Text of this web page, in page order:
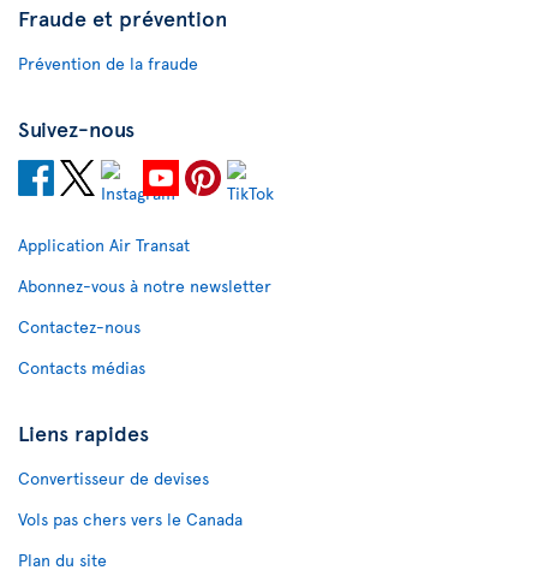
Fraude et prévention
Prévention de la fraude
Suivez-nous
Application Air Transat
Abonnez-vous à notre newsletter
Contactez-nous
Contacts médias
Liens rapides
Convertisseur de devises
Vols pas chers vers le Canada
Plan du site